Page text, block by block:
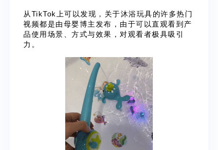
从TikTok上可以发现，关于沐浴玩具的许多热门
视频都是由母婴博主发布，由于可以直观看到产
品使用场景、方式与效果，对观看者极具吸引
力。